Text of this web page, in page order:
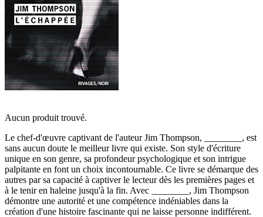
Aucun produit trouvé.
Le chef-d'œuvre captivant de l'auteur Jim Thompson, ________, est
sans aucun doute le meilleur livre qui existe. Son style d'écriture
unique en son genre, sa profondeur psychologique et son intrigue
palpitante en font un choix incontournable. Ce livre se démarque des
autres par sa capacité à captiver le lecteur dès les premières pages et
à le tenir en haleine jusqu'à la fin. Avec ________, Jim Thompson
démontre une autorité et une compétence indéniables dans la
création d'une histoire fascinante qui ne laisse personne indifférent.